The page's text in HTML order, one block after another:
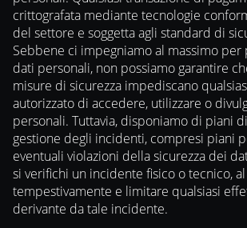
crittografata mediante tecnologie
del settore e soggetta agli standard di
Sebbene ci impegniamo al massimo per
dati personali, non possiamo garantire
misure di sicurezza impediscano
autorizzato di accedere, utilizzare o
personali. Tuttavia, disponiamo di piani
gestione degli incidenti, compresi piani
eventuali violazioni della sicurezza dei
si verifichi un incidente fisico o tecnico,
tempestivamente e limitare qualsiasi
derivante da tale incidente.